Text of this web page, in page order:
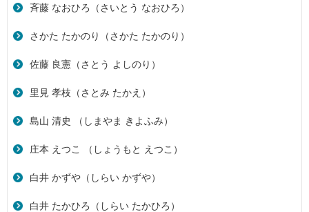
斉藤 なおひろ（さいとう なおひろ）
さかた たかのり（さかた たかのり）
佐藤 良憲（さとう よしのり）
里見 孝枝（さとみ たかえ）
島山 清史 （しまやま きよふみ）
庄本 えつこ （しょうもと えつこ）
白井 かずや（しらい かずや）
白井 たかひろ（しらい たかひろ）